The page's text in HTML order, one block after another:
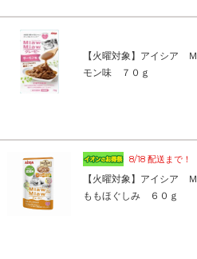
【火曜対象】アイシア
モン味 ７０ｇ
8/18 配送まで！
【火曜対象】アイシア
ももほぐしみ ６０ｇ